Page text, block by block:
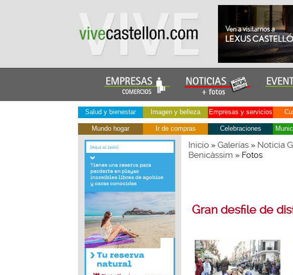
Salud y bienestar Imagen y belleza Empresas y servicios
Mundo hogar Ir de compras Celebraciones
Inicio» Galerías» Noticia
Benicàssim » Fotos
Gran desfile de